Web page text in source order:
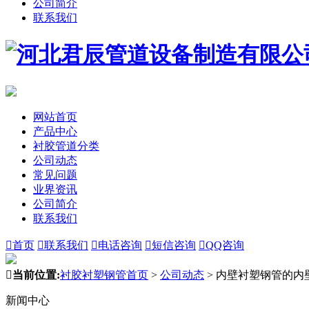
公司简介
联系我们
网站首页
产品中心
衬胶管道分类
公司动态
常见问题
业界资讯
公司简介
联系我们
首页 联系我们 电话咨询 短信咨询 QQ咨询
当前位置:衬胶衬塑钢管首页 > 公司动态 > 内壁衬塑钢管的内
新闻中心